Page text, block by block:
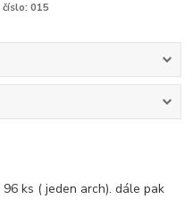
015
ks ( jeden arch). dále pak